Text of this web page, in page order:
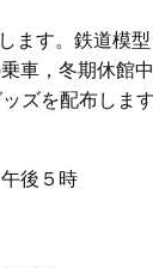
ます。鉄道模
車，冬期休館
ズを配布しま
後５時